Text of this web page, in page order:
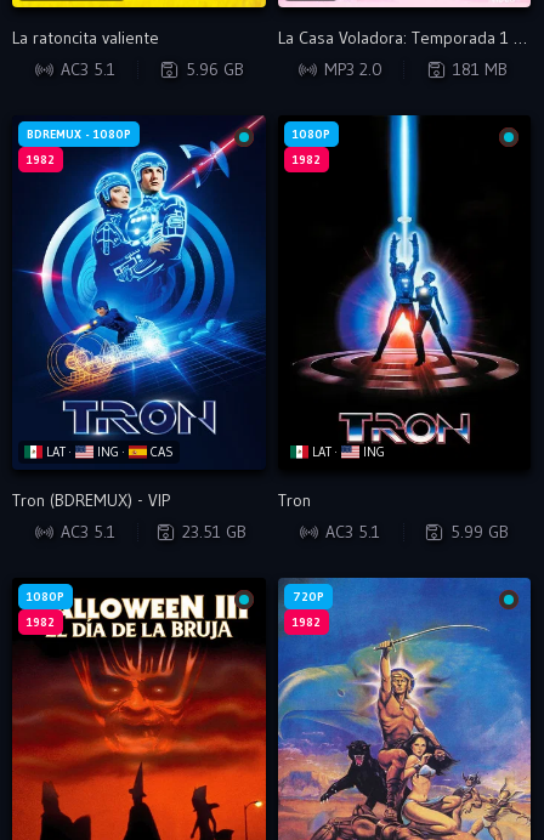
BDRIP
La ratoncita valiente
AC3 5.1
5.96 GB DVDRIP
La Casa Voladora: Temporada 1 - VIP
MP3 2.0
181 MB
BDREMUX - 1080P
1982
LAT · ING · CAS
BDRIP
Tron (BDREMUX) - VIP
AC3 5.1
23.51 GB
1080P
1982
LAT · ING
BRRIP
Tron
AC3 5.1
5.99 GB
1080P
1982
720P
1982